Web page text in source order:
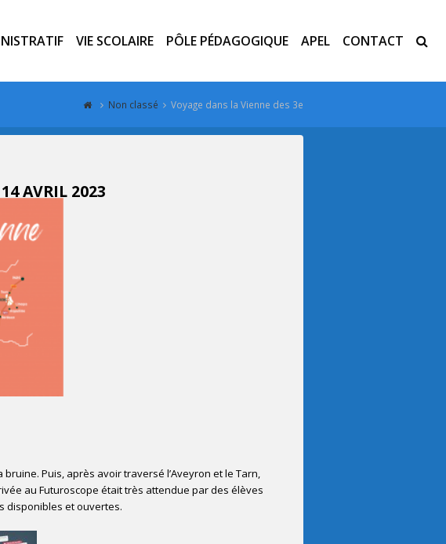
VIE SCOLAIRE PÔLE PÉDAGOGIQUE APEL CONTACT
Non classé Voyage dans la Vienne des 3e
AVRIL 2023
Puis, après avoir traversé l’Aveyron et le Tarn,
au Futuroscope était très attendue par des élèves
disponibles et ouvertes.